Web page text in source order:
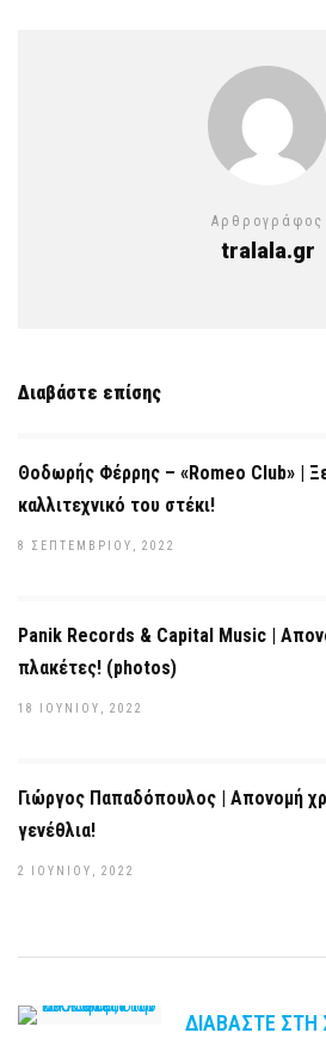
Αρθρογράφος
tralala.gr
Διαβάστε επίσης
Θοδωρής Φέρρης – «Romeo Club» |
καλλιτεχνικό του στέκι!
8 ΣΕΠΤΕΜΒΡΊΟΥ, 2022
Panik Records & Capital Music |
πλακέτες! (photos)
18 ΙΟΥΝΊΟΥ, 2022
Γιώργος Παπαδόπουλος | Απονομή
γενέθλια!
2 ΙΟΥΝΊΟΥ, 2022
ΔΙΑΒΆΣΤΕ ΣΤΗ